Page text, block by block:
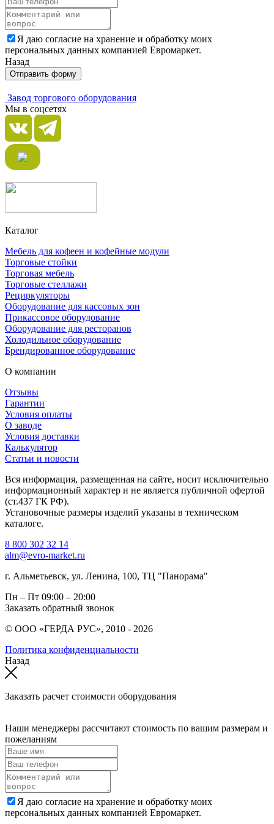
Я даю согласие на хранение и обработку моих
персональных данных компанией Евромаркет.
Назад
Отправить форму
Завод торгового оборудования
Мы в соцсетях
Каталог
Мебель для кофеен и кофейные модули
Торговые стойки
Торговая мебель
Торговые стеллажи
Рециркуляторы
Оборудование для кассовых зон
Прикассовое оборудование
Оборудование для ресторанов
Холодильное оборудование
Брендированное оборудование
О компании
Отзывы
Гарантии
Условия оплаты
О заводе
Условия доставки
Калькулятор
Статьи и новости
Вся информация, размещенная на сайте, носит исключительно
информационный характер и не является публичной офертой
(ст.437 ГК РФ).
Установочные размеры изделий указаны в техническом
каталоге.
8 800 302 32 14
alm@evro-market.ru
г. Альметьевск, ул. Ленина, 100, ТЦ "Панорама"
Пн – Пт 09:00 – 20:00
Заказать обратный звонок
© ООО «ГЕРДА РУС», 2010 - 2026
Политика конфиденциальности
Назад
Заказать расчет стоимости оборудования
Наши менеджеры рассчитают стоимость по вашим размерам и
пожеланиям
Я даю согласие на хранение и обработку моих
персональных данных компанией Евромаркет.